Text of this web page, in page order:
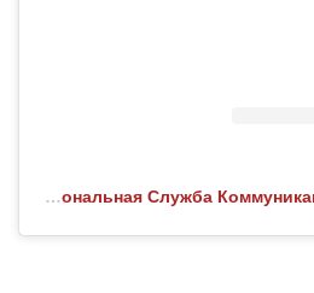
Публикация от Региональная Служба Коммуникаций СКО (@rsk.sko.kz)